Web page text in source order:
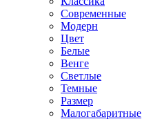
Современные
Модерн
Цвет
Белые
Венге
Светлые
Темные
Размер
Малогабаритные